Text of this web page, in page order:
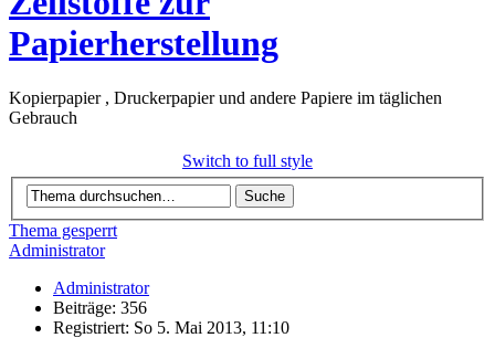
Papierherstellung
Kopierpapier , Druckerpapier und andere Papiere im täglichen
Gebrauch
Switch to full style
Thema gesperrt
Administrator
Administrator
Beiträge: 356
Registriert: So 5. Mai 2013, 11:10